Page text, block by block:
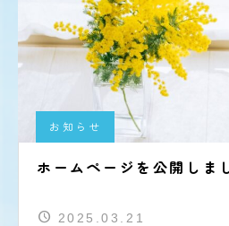
お知らせ
ホームページを公開しま
2025.03.21